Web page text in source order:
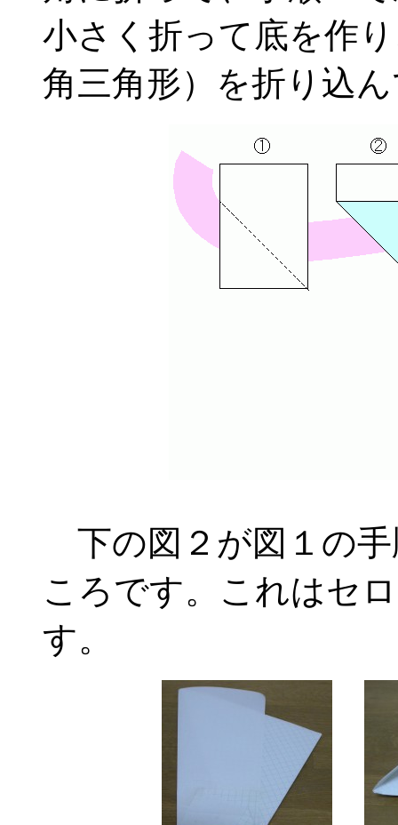
小さく折って底を作
角三角形）を折り込
下の図２が図１の
ころです。これはセ
す。